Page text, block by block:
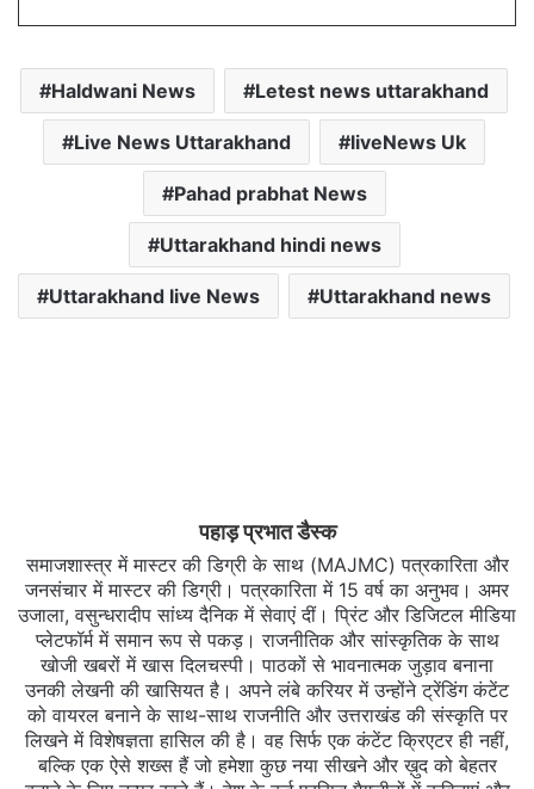
Haldwani News Letest news uttarakhand
Live News Uttarakhand liveNews Uk
Pahad prabhat News
Uttarakhand hindi news
Uttarakhand live News Uttarakhand news
पहाड़ प्रभात डैस्क
समाजशास्त्र में मास्टर की डिग्री के साथ (MAJMC) पत्रकारिता और
जनसंचार में मास्टर की डिग्री। पत्रकारिता में 15 वर्ष का अनुभव। अमर
उजाला, वसुन्धरादीप सांध्य दैनिक में सेवाएं दीं। प्रिंट और डिजिटल मीडिया
प्लेटफॉर्म में समान रूप से पकड़। राजनीतिक और सांस्कृतिक के साथ
खोजी खबरों में खास दिलचस्‍पी। पाठकों से भावनात्मक जुड़ाव बनाना
उनकी लेखनी की खासियत है। अपने लंबे करियर में उन्होंने ट्रेंडिंग कंटेंट
को वायरल बनाने के साथ-साथ राजनीति और उत्तराखंड की संस्कृति पर
लिखने में विशेषज्ञता हासिल की है। वह सिर्फ एक कंटेंट क्रिएटर ही नहीं,
बल्कि एक ऐसे शख्स हैं जो हमेशा कुछ नया सीखने और ख़ुद को बेहतर